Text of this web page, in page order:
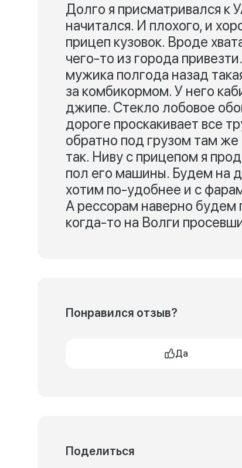
Долго я присматривался к
начитался. И плохого, и
прицеп кузовок. Вроде
чего-то из города
мужика полгода назад
за комбикормом. У него
джипе. Стекло лобовое
дороге проскакивает все
обратно под грузом там
так. Ниву с прицепом я
пол его машины. Будем на
хотим по-удобнее и с
А рессорам наверно будем
когда-то на Волги
Понравился отзыв?
Да
Поделиться